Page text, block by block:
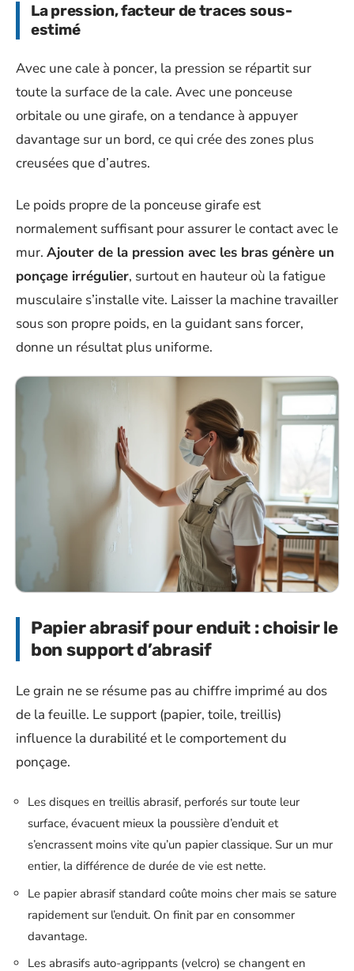
La pression, facteur de traces sous-
estimé
Avec une cale à poncer, la pression se répartit sur
toute la surface de la cale. Avec une ponceuse
orbitale ou une girafe, on a tendance à appuyer
davantage sur un bord, ce qui crée des zones plus
creusées que d’autres.
Le poids propre de la ponceuse girafe est
normalement suffisant pour assurer le contact avec le
mur. Ajouter de la pression avec les bras génère un
ponçage irrégulier, surtout en hauteur où la fatigue
musculaire s’installe vite. Laisser la machine travailler
sous son propre poids, en la guidant sans forcer,
donne un résultat plus uniforme.
Papier abrasif pour enduit : choisir le
bon support d’abrasif
Le grain ne se résume pas au chiffre imprimé au dos
de la feuille. Le support (papier, toile, treillis)
influence la durabilité et le comportement du
ponçage.
Les disques en treillis abrasif, perforés sur toute leur
surface, évacuent mieux la poussière d’enduit et
s’encrassent moins vite qu’un papier classique. Sur un mur
entier, la différence de durée de vie est nette.
Le papier abrasif standard coûte moins cher mais se sature
rapidement sur l’enduit. On finit par en consommer
davantage.
Les abrasifs auto-agrippants (velcro) se changent en